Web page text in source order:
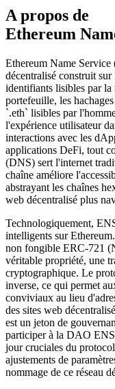
A propos de
Ethereum
Ethereum Name Service
décentralisé construit
identifiants lisibles par la
portefeuille, les
`.eth` lisibles par
l'expérience utilisateur
interactions avec les
applications DeFi, tout
(DNS) sert l'internet
chaîne améliore
abstrayant les chaînes
web décentralisé plus
Technologiquement,
intelligents sur
non fongible ERC-721
véritable propriété, une
cryptographique. Le
inverse, ce qui permet
conviviaux au lieu
des sites web
est un jeton de
participer à la DAO
jour cruciales du
ajustements de
nommage de ce réseau